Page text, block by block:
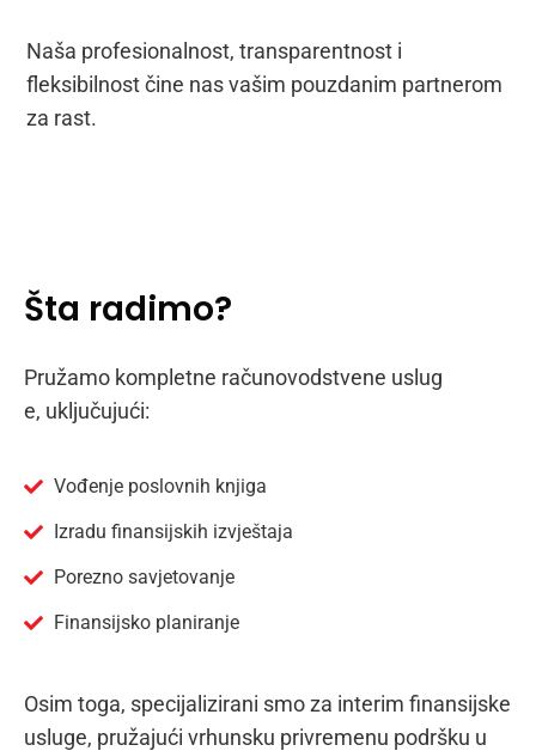
Naša profesionalnost, transparentnost i
fleksibilnost čine nas vašim pouzdanim partnerom
za rast.
Šta radimo?
Pružamo kompletne računovodstvene uslug
e, uključujući:
Vođenje poslovnih knjiga
Izradu finansijskih izvještaja
Porezno savjetovanje
Finansijsko planiranje
Osim toga, specijalizirani smo za interim finansijske
usluge, pružajući vrhunsku privremenu podršku u